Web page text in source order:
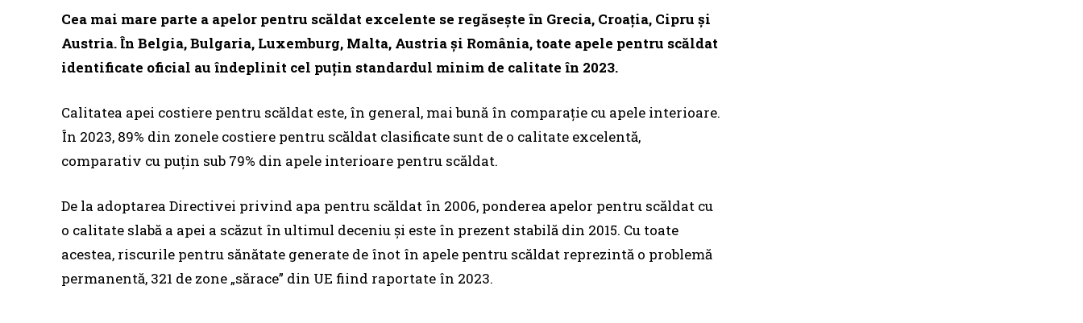
Cea mai mare parte a apelor pentru scăldat excelente se regăseşte în Grecia, Croaţia, Cipru şi
Austria. În Belgia, Bulgaria, Luxemburg, Malta, Austria şi România, toate apele pentru scăldat
identificate oficial au îndeplinit cel puţin standardul minim de calitate în 2023.
Calitatea apei costiere pentru scăldat este, în general, mai bună în comparaţie cu apele interioare.
În 2023, 89% din zonele costiere pentru scăldat clasificate sunt de o calitate excelentă,
comparativ cu puţin sub 79% din apele interioare pentru scăldat.
De la adoptarea Directivei privind apa pentru scăldat în 2006, ponderea apelor pentru scăldat cu
o calitate slabă a apei a scăzut în ultimul deceniu şi este în prezent stabilă din 2015. Cu toate
acestea, riscurile pentru sănătate generate de înot în apele pentru scăldat reprezintă o problemă
permanentă, 321 de zone „sărace” din UE fiind raportate în 2023.